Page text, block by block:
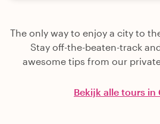
The only way to enjoy a city to
Stay off-the-beaten-track
awesome tips from our
Bekijk alle tours in